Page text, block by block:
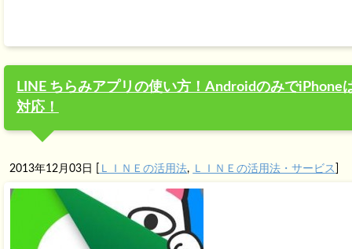
LINE ちらみアプリの使い方！AndroidのみでiPhone
対応！
2013年12月03日 ＬＩＮＥの活用法, ＬＩＮＥの活用法・サービス